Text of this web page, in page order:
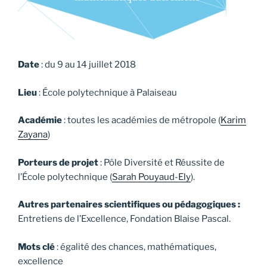
Date: du 9 au 14 juillet 2018
Lieu: École polytechnique à Palaiseau
Académie: toutes les académies de métropole (Karim
Zayana)
Porteurs de projet: Pôle Diversité et Réussite de
l’École polytechnique (Sarah Pouyaud-Ely).
Autres partenaires scientifiques ou pédagogiques :
Entretiens de l’Excellence, Fondation Blaise Pascal.
Mots clé: égalité des chances, mathématiques,
excellence